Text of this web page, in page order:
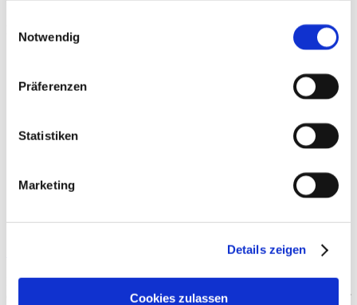
Notwendig
Präferenzen
Statistiken
Marketing
Details zeigen
Cookies zulassen
Beiträge
Die Fachgebiete Sportmedizin und Rehabilitation teilen, ähnlich wie
die Prävention, das kommunikative Schicksal, dass sie sowohl in der